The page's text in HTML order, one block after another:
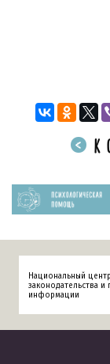
К
Национальный центр
законодательства и
информации